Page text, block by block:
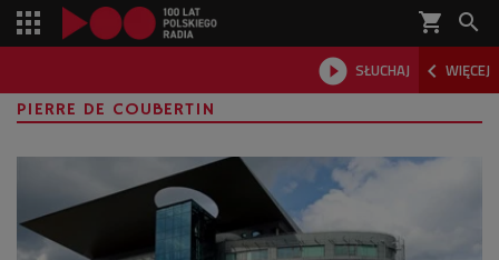
shopping_cart 
 SŁUCHAJ  WIĘCEJ

PIERRE DE COUBERTIN